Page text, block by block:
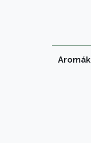
Aromák